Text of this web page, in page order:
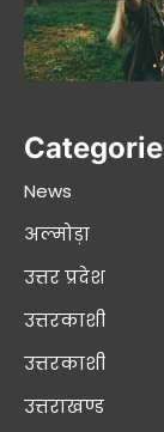
News
अल्मोड़ा
उत्तर प्रदेश
उत्तरकाशी
उत्तरकाशी
उत्तराखण्ड